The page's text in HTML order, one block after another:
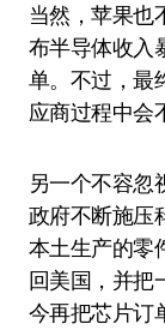
当然，苹果也
布半导体收入
单。不过，最
应商过程中会
另一个不容忽
政府不断施压
本土生产的零
回美国，并
今再把芯片订